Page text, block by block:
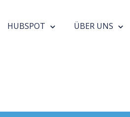
HUBSPOT ÜBER UNS